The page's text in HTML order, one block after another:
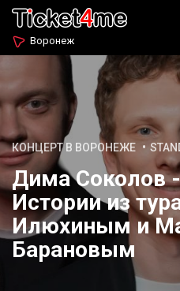
Воронеж
КОНЦЕРТ В ВОРОНЕЖЕ
Дима Соколов
Истории из
Илюхиным и
Барановым